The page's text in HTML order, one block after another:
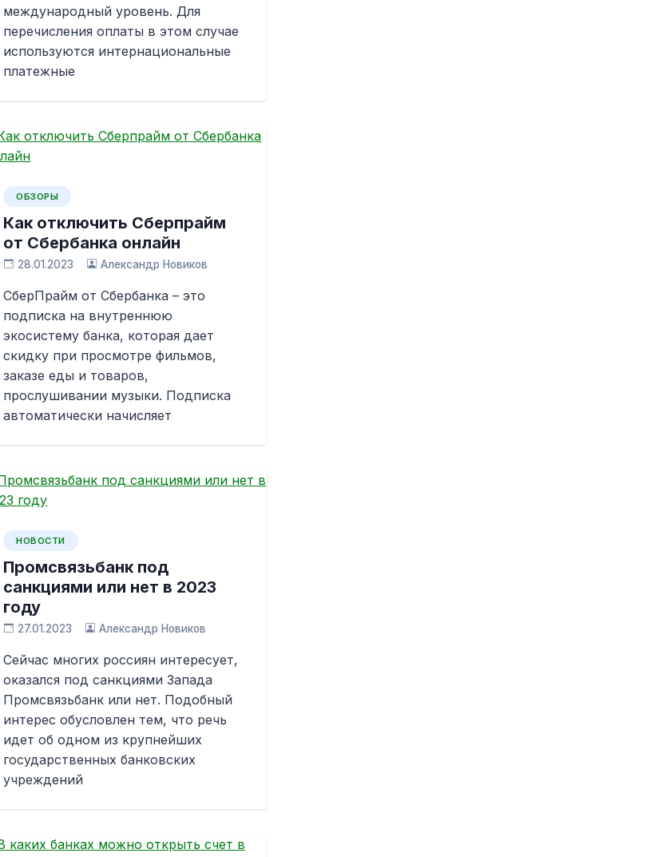
международный уровень. Для
перечисления оплаты в этом случае
используются интернациональные
платежные
ОБЗОРЫ
Как отключить Сберпрайм
от Сбербанка онлайн
28.01.2023 Александр Новиков
СберПрайм от Сбербанка – это
подписка на внутреннюю
экосистему банка, которая дает
скидку при просмотре фильмов,
заказе еды и товаров,
прослушивании музыки. Подписка
автоматически начисляет
НОВОСТИ
Промсвязьбанк под
санкциями или нет в 2023
году
27.01.2023 Александр Новиков
Сейчас многих россиян интересует,
оказался под санкциями Запада
Промсвязьбанк или нет. Подобный
интерес обусловлен тем, что речь
идет об одном из крупнейших
государственных банковских
учреждений